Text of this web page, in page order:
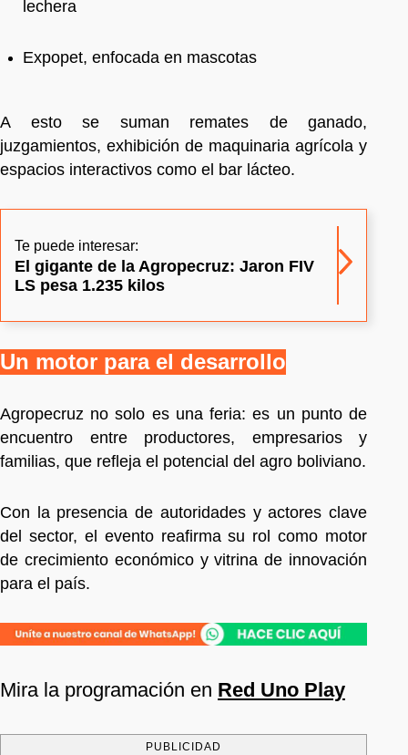
lechera
Expopet, enfocada en mascotas
A esto se suman remates de ganado,
juzgamientos, exhibición de maquinaria agrícola y
espacios interactivos como el bar lácteo.
Te puede interesar:
El gigante de la Agropecruz: Jaron FIV
LS pesa 1.235 kilos
Un motor para el desarrollo
Agropecruz no solo es una feria: es un punto de
encuentro entre productores, empresarios y
familias, que refleja el potencial del agro boliviano.
Con la presencia de autoridades y actores clave
del sector, el evento reafirma su rol como motor
de crecimiento económico y vitrina de innovación
para el país.
Mira la programación en Red Uno Play
PUBLICIDAD